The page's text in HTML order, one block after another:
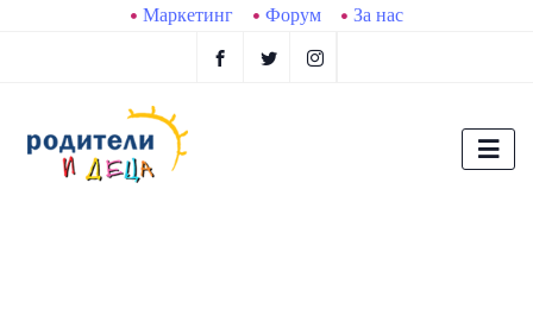
Маркетинг Форум За нас